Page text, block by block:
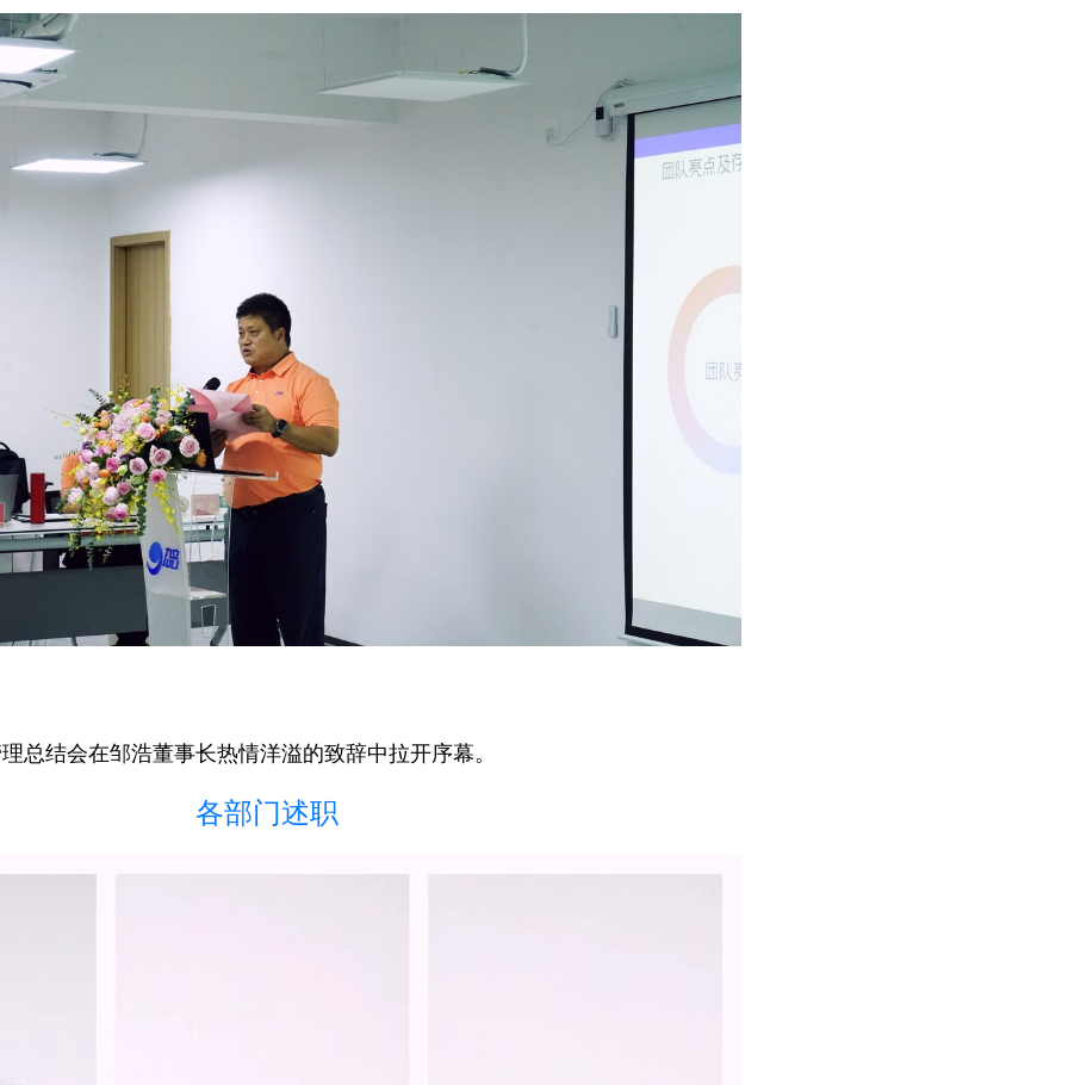
营管理总结会在邹浩董事长热情洋溢的致辞中拉开序幕。
各部门述职